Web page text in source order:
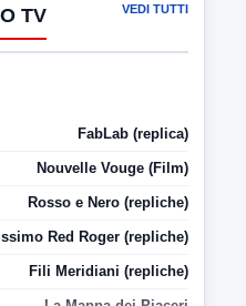
TV VEDI TUTTI
FabLab (replica)
Nouvelle Vouge (Film)
Rosso e Nero (repliche)
Red Roger (repliche)
Fili Meridiani (repliche)